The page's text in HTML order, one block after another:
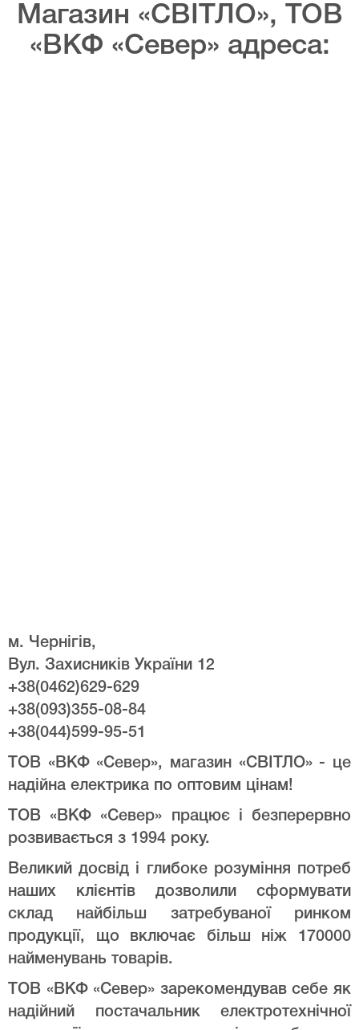
Магазин «СВІТЛО», ТОВ
«ВКФ «Север» адреса:
м. Чернігів,
Вул. Захисників України 12
+38(0462)629-629
+38(093)355-08-84
+38(044)599-95-51
ТОВ «ВКФ «Север», магазин «СВІТЛО» - це
надійна електрика по оптовим цінам!
ТОВ «ВКФ «Север» працює і безперервно
розвивається з 1994 року.
Великий досвід і глибоке розуміння потреб
наших клієнтів дозволили сформувати
склад найбільш затребуваної ринком
продукції, що включає більш ніж 170000
найменувань товарів.
ТОВ «ВКФ «Север» зарекомендував себе як
надійний постачальник електротехнічної